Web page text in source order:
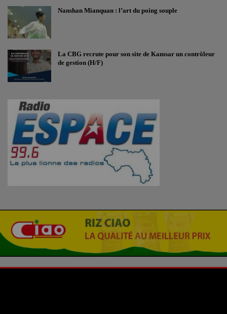
Nanshan Mianquan : l’art du poing souple
La CBG recrute pour son site de Kamsar un contrôleur
de gestion (H/F)